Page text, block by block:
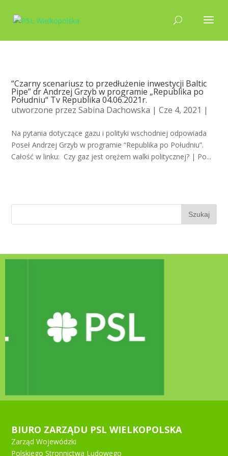
“Czarny scenariusz to przedłużenie inwestycji Baltic
Pipe” dr Andrzej Grzyb w programie „Republika po
Południu“ Tv Republika 04.06.2021r.
utworzone przezSabina Dachowska | Cze 4, 2021 |
Na pytania dotyczące gazu i polityki wschodniej odpowiada
Poseł Andrzej Grzyb w programie “Republika po Południu”.
Całość w linku: Czy gaz jest orężem walki politycznej? | Po...
BIURO ZARZĄDU PSL WIELKOPOLSKA
Zarząd Wojewódzki
Polskiego Stronnictwa Ludowego